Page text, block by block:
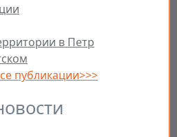
в Петр
публикации>>>